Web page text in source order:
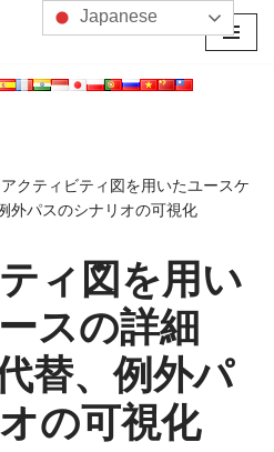
アクティビティ図を用いたユースケ
外パスのシナリオの可視化
ィ図を用い
スの詳細
替、例外パ
の可視化
Japanese